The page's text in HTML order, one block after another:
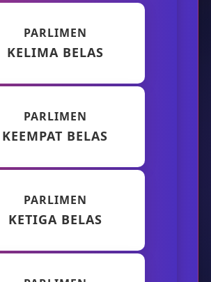
PARLIMEN
KELIMA BELAS
PARLIMEN
KEEMPAT BELAS
PARLIMEN
KETIGA BELAS